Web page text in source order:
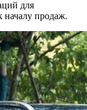
для
началу продаж.